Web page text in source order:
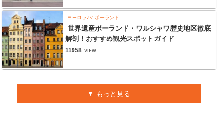
ヨーロッパ ポーランド
世界遺産ポーランド・ワルシャワ歴史地区徹底
解剖！おすすめ観光スポットガイド
11958 view
もっと見る